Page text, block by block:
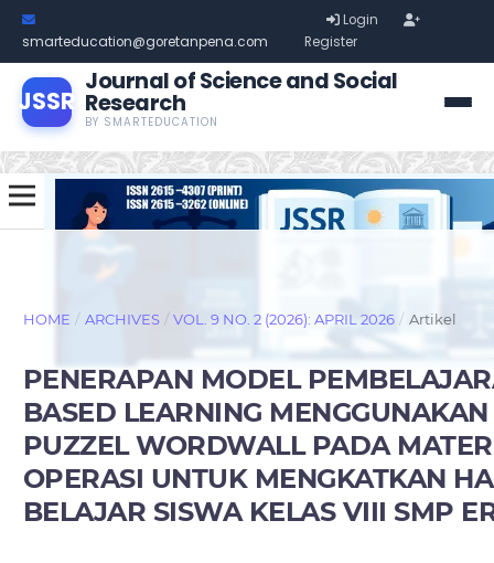
smarteducation@goretanpena.com
Login
Register
JSSR
Journal of Science and Social
Research
BY SMARTEDUCATION
HOME / ARCHIVES / VOL. 9 NO. 2 (2026): APRIL 2026 / Artikel
PENERAPAN MODEL
BASED LEARNING
PUZZEL WORDWALL PADA
OPERASI UNTUK MENGKATKAN
BELAJAR SISWA KELAS VIII SMP